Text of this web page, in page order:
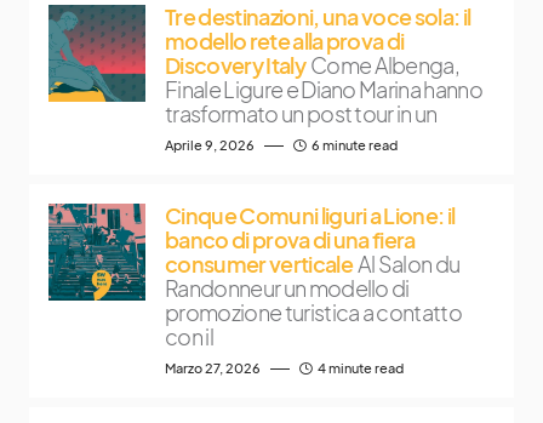
Tre destinazioni, una voce sola: il
modello rete alla prova di
Discovery Italy Come Albenga,
Finale Ligure e Diano Marina hanno
trasformato un post tour in un
Aprile 9, 2026 6 minute read
Cinque Comuni liguri a Lione: il
banco di prova di una fiera
consumer verticale Al Salon du
Randonneur un modello di
promozione turistica a contatto
con il
Marzo 27, 2026 4 minute read